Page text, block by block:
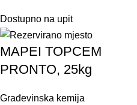
Dostupno na upit
MAPEI TOPCEM
PRONTO, 25kg
Građevinska kemija